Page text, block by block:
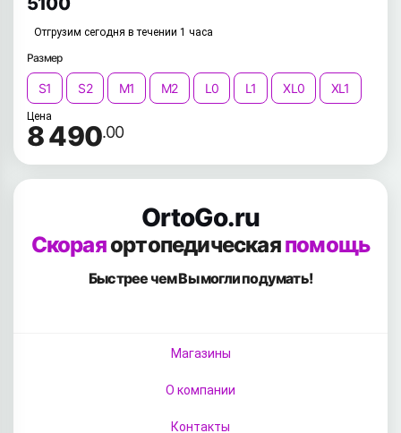
Отгрузим сегодня в течении 1 часа
Размер
S1 S2 M1 M2 L0 L1 XL0 XL1
Цена
8 490.00
OrtoGo.ru
Скораяортопедическаяпомощь
Быстрее чем Вымогли подумать!
Магазины
О компании
Контакты